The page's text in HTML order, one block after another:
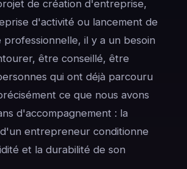
de création d'entreprise,
d'activité ou lancement de
il y a un besoin
être conseillé, être
qui ont déjà parcouru
ce que nous avons
d'accompagnement : la
entrepreneur conditionne
et la durabilité de son